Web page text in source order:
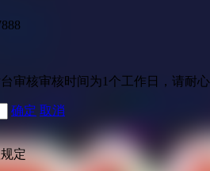
审核审核时间为1个工作日，请耐
确定 取消
定